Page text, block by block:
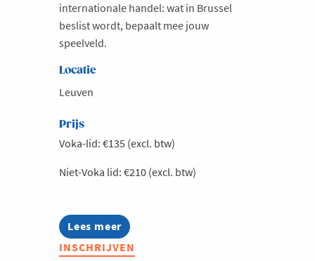
internationale handel: wat in Brussel
beslist wordt, bepaalt mee jouw
speelveld.
Locatie
Leuven
Prijs
Voka-lid: €135 (excl. btw)
Niet-Voka lid: €210 (excl. btw)
Lees meer
about
Exclusieve
lunch
INSCHRIJVEN